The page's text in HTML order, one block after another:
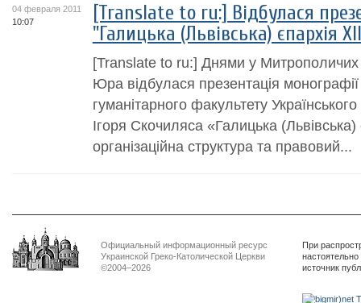
04 февраля 2011
10:07
[Translate to ru:] Відбулася
"Галицька (Львівська) єпархія
[Translate to ru:] Днями у
Юра відбулася презентація
гуманітарного факультету
Ігоря Скочиляса «Галицька (Львівська)
організаційна структура та правовий...
Официальный информационный ресурс
Украинской Греко-Католической Церкви
©2004–2026
При
источник